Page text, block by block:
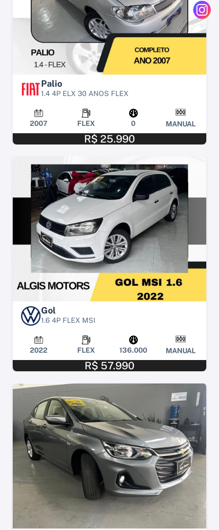
Palio
1.4 4P ELX 30 ANOS FLEX
2007 FLEX 0 MANUAL
R$ 25.990
Gol
1.6 4P FLEX MSI
2022 FLEX 136.000 MANUAL
R$ 57.990